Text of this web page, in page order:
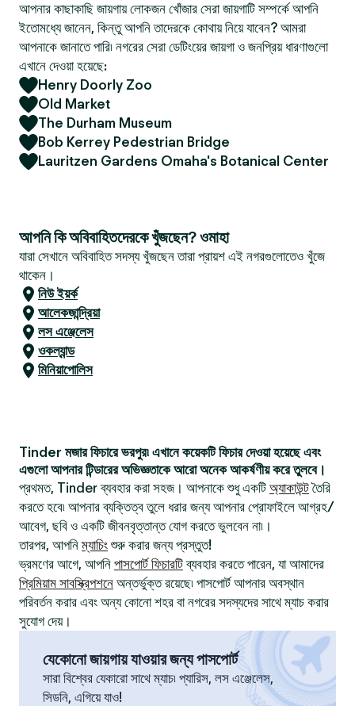
আপনার কাছাকাছি জায়গায় লোকজন খোঁজার সেরা জায়গাটি সম্পর্কে আপনি
ইতোমধ্যে জানেন, কিন্তু আপনি তাদেরকে কোথায় নিয়ে যাবেন? আমরা
আপনাকে জানাতে পারি৷ নগরের সেরা ডেটিংয়ের জায়গা ও জনপ্রিয় ধারণাগুলো
এখানে দেওয়া হয়েছে:
Henry Doorly Zoo
Old Market
The Durham Museum
Bob Kerrey Pedestrian Bridge
Lauritzen Gardens Omaha's Botanical Center
আপনি কি অবিবাহিতদেরকে খুঁজছেন? ওমাহা
যারা সেখানে অবিবাহিত সদস্য খুঁজছেন তারা প্রায়শ এই নগরগুলোতেও খুঁজে
থাকেন।
নিউ ইয়র্ক
আলেকজান্দ্রিয়া
লস এঞ্জেলেস
ওকল্যান্ড
মিনিয়াপোলিস
Tinder মজার ফিচারে ভরপুর৷ এখানে কয়েকটি ফিচার দেওয়া হয়েছে এবং
এগুলো আপনার টিন্ডারের অভিজ্ঞতাকে আরো অনেক আকর্ষণীয় করে তুলবে।
প্রথমত, Tinder ব্যবহার করা সহজ। আপনাকে শুধু একটি অ্যাকাউন্টতৈরি
করতে হবে৷ আপনার ব্যক্তিত্ব তুলে ধরার জন্য আপনার প্রোফাইলে আগ্রহ/
আবেগ, ছবি ও একটি জীবনবৃত্তান্ত যোগ করতে ভুলবেন না৷।
তারপর, আপনিম্যাচিং শুরু করার জন্য প্রস্তুত!
ভ্রমণের আগে, আপনি পাসপোর্ট ফিচারটিব্যবহার করতে পারেন, যা আমাদের
প্রিমিয়াম সাবস্ক্রিপশনে অন্তর্ভুক্ত রয়েছে৷ পাসপোর্ট আপনার অবস্থান
পরিবর্তন করার এবং অন্য কোনো শহর বা নগরের সদস্যদের সাথে ম্যাচ করার
সুযোগ দেয়।
যেকোনো জায়গায় যাওয়ার জন্য পাসপোর্ট
সারা বিশ্বের যেকারো সাথে ম্যাচ৷ প্যারিস, লস এঞ্জেলেস,
সিডনি, এগিয়ে যাও!